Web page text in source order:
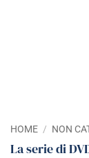
HOME / NON
La serie di